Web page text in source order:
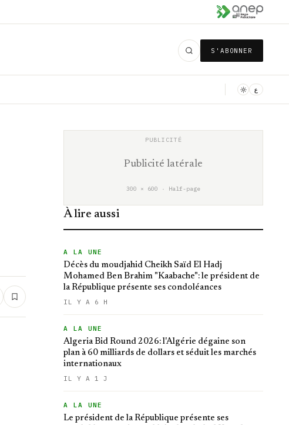
S'ABONNER
ع
Publicité latérale
300 × 600 · Half-page
À lire aussi
A LA UNE
Décès du moudjahid Cheikh Saïd El Hadj
Mohamed Ben Brahim "Kaabache": le président de
la République présente ses condoléances
IL Y A 6 H
A LA UNE
Algeria Bid Round 2026: l'Algérie dégaine son
plan à 60 milliards de dollars et séduit les marchés
internationaux
IL Y A 1 J
A LA UNE
Le président de la République présente ses